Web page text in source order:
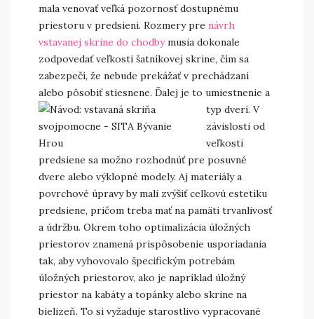
mala venovať veľká pozornosť dostupnému
priestoru v predsieni. Rozmery pre návrh
vstavanej skrine do chodbymusia dokonale
zodpovedať veľkosti šatníkovej skrine, čím sa
zabezpečí, že nebude prekážať v prechádzaní
alebo pôsobiť stiesnene. Ďalej je to umiestnenie a
typ dverí. V
závislosti od
veľkosti
predsiene sa možno rozhodnúť pre posuvné
dvere alebo výklopné modely. Aj materiály a
povrchové úpravy by mali zvýšiť celkovú estetiku
predsiene, pričom treba mať na pamäti trvanlivosť
a údržbu. Okrem toho optimalizácia úložných
priestorov znamená prispôsobenie usporiadania
tak, aby vyhovovalo špecifickým potrebám
úložných priestorov, ako je napríklad úložný
priestor na kabáty a topánky alebo skrine na
bielizeň. To si vyžaduje starostlivo vypracované